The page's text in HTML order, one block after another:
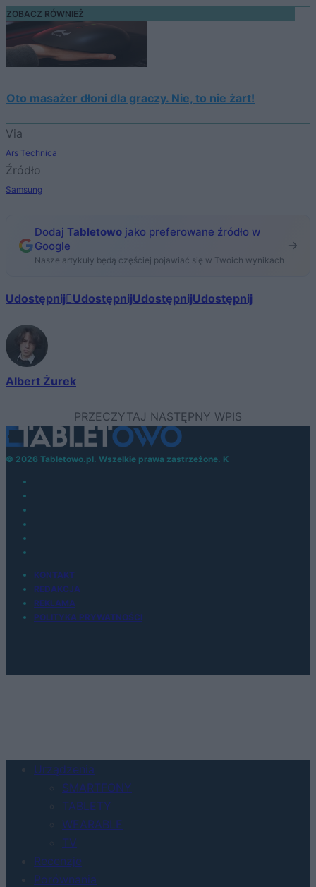
ZOBACZ RÓWNIEŻ
Oto masażer dłoni dla graczy. Nie, to nie żart!
Via
Ars Technica
Źródło
Samsung
Dodaj Tabletowo jako preferowane źródło w
Google
Nasze artykuły będą częściej pojawiać się w Twoich wynikach
Udostępnij UdostępnijUdostępnijUdostępnij
Albert Żurek
© 2026 Tabletowo.pl. Wszelkie prawa zastrzeżone. K
KONTAKT
REDAKCJA
REKLAMA
POLITYKA PRYWATNOŚCI
Urządzenia
SMARTFONY
TABLETY
WEARABLE
TV
Recenzje
Porównania